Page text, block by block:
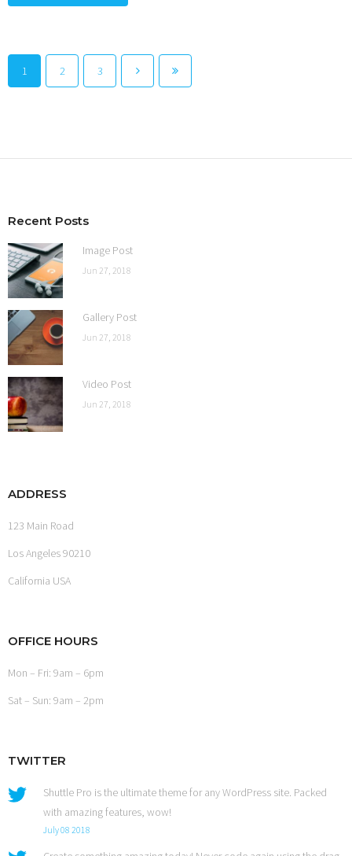
1 2 3
Recent Posts
Image Post
Jun 27, 2018
Gallery Post
Jun 27, 2018
Video Post
Jun 27, 2018
ADDRESS
123 Main Road
Los Angeles 90210
California USA
OFFICE HOURS
Mon – Fri: 9am – 6pm
Sat – Sun: 9am – 2pm
TWITTER
Shuttle Pro is the ultimate theme for any WordPress site. Packed
with amazing features, wow!
July 08 2018